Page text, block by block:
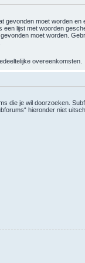
gevonden moet worden en
een lijst met woorden
moet worden.
overeenkomsten.
die je wil doorzoeken.
hieronder niet